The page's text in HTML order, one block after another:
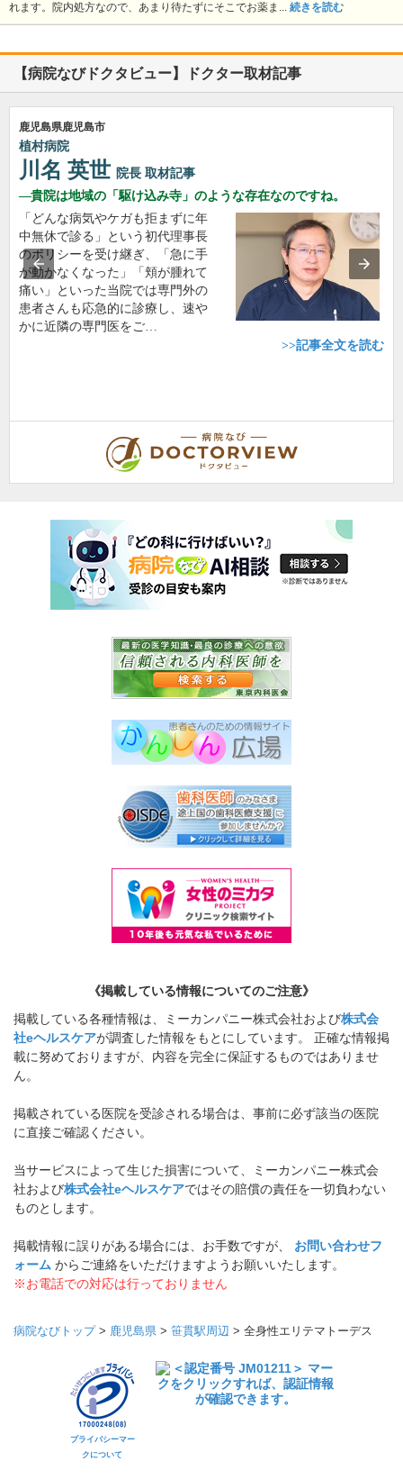
れます。院内処方なので、あまり待たずにそこでお薬ま... 続きを読む
【病院なびドクタビュー】ドクター取材記事
鹿児島県鹿児島市
植村病院
川名 英世 院長 取材記事
貴院は地域の「駆け込み寺」のような存在なのですね。
「どんな病気やケガも拒まずに年
中無休で診る」という初代理事長
のポリシーを受け継ぎ、「急に手
が動かなくなった」「頬が腫れて
痛い」といった当院では専門外の
患者さんも応急的に診療し、速や
かに近隣の専門医をご…
>>記事全文を読む
《掲載している情報についてのご注意》
掲載している各種情報は、ミーカンパニー株式会社および株式会
社eヘルスケアが調査した情報をもとにしています。 正確な情報掲
載に努めておりますが、内容を完全に保証するものではありませ
ん。
掲載されている医院を受診される場合は、事前に必ず該当の医院
に直接ご確認ください。
当サービスによって生じた損害について、ミーカンパニー株式会
社および株式会社eヘルスケアではその賠償の責任を一切負わない
ものとします。
掲載情報に誤りがある場合には、お手数ですが、 お問い合わせフ
ォーム からご連絡をいただけますようお願いいたします。
※お電話での対応は行っておりません
病院なびトップ> 鹿児島県 > 笹貫駅周辺 > 全身性エリテマトーデス
プライバシーマー
クについて